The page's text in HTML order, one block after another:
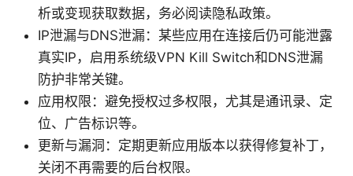
析或变现获取数据，务必阅读隐私政策。
IP泄漏与DNS泄漏：某些应用在连接后仍可能泄露
真实IP，启用系统级VPN Kill Switch和DNS泄漏
防护非常关键。
应用权限：避免授权过多权限，尤其是通讯录、定
位、广告标识等。
更新与漏洞：定期更新应用版本以获得修复补丁，
关闭不再需要的后台权限。